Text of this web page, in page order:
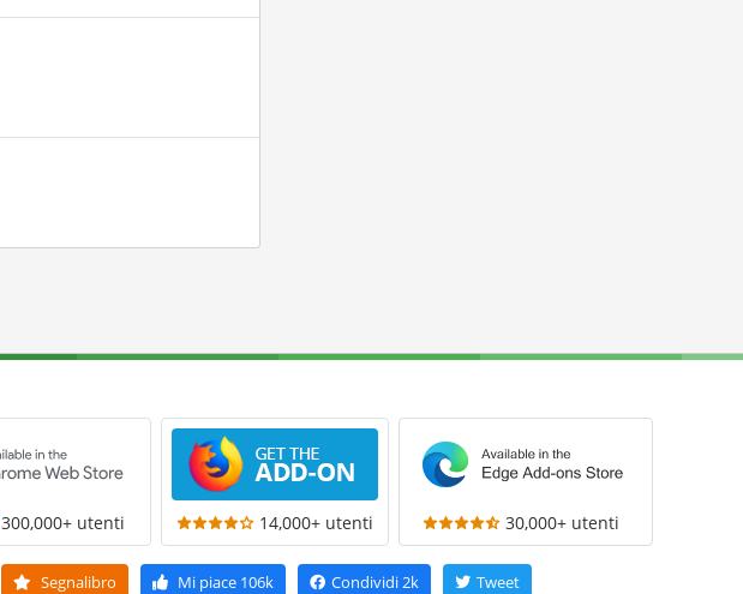
300,000+ utenti 14,000+ utenti 30,000+ utenti
Segnalibro Mi piace 106k Condividi2k Tweet